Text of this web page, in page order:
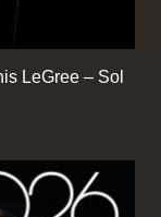
LeGree – Sol